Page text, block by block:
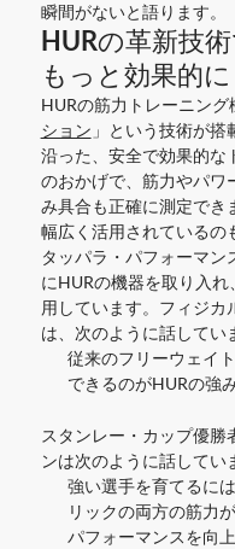
瞬間がないと語ります。
HURの革新技
もっと効果的に
HURの筋力トレーニング
ション 」という技術が
沿った、安全で効果的な
のおかげで、筋力やパワ
み具合も正確に測定でき
幅広く活用されているの
タッパラ・パフォーマ
にHURの機器を取り入
用しています。フィジカ
は、次のように話してい
従来のフリーウェイ
できるのがHURの強
スタンレー・カップ優勝
ンは次のように話してい
強い選手を育てるに
リックの両方の筋力
パフォーマンスを向